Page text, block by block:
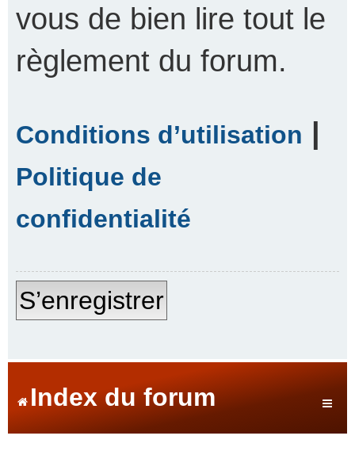
vous de bien lire tout le
règlement du forum.
Conditions d’utilisation |
Politique de
confidentialité
S’enregistrer
Index du forum